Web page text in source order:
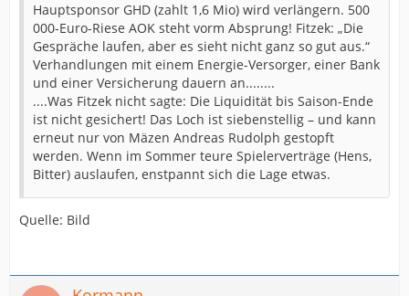
Hauptsponsor GHD (zahlt 1,6 Mio) wird verlängern. 500
000-Euro-Riese AOK steht vorm Absprung! Fitzek: „Die
Gespräche laufen, aber es sieht nicht ganz so gut aus.“
Verhandlungen mit einem Energie-Versorger, einer Bank
und einer Versicherung dauern an........
....Was Fitzek nicht sagte: Die Liquidität bis Saison-Ende
ist nicht gesichert! Das Loch ist siebenstellig – und kann
erneut nur von Mäzen Andreas Rudolph gestopft
werden. Wenn im Sommer teure Spielerverträge (Hens,
Bitter) auslaufen, enstpannt sich die Lage etwas.
Quelle: Bild